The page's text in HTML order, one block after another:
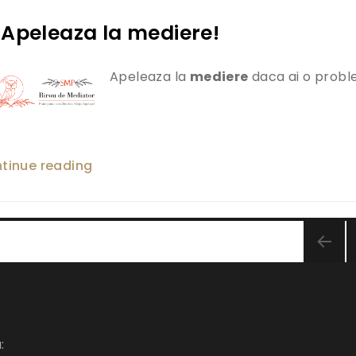
la mediere!
Apeleaza la mediere daca ai o
reading